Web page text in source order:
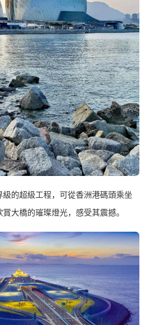
級的超級工程，可從香洲港碼頭乘坐
大橋的璀璨燈光，感受其震撼。